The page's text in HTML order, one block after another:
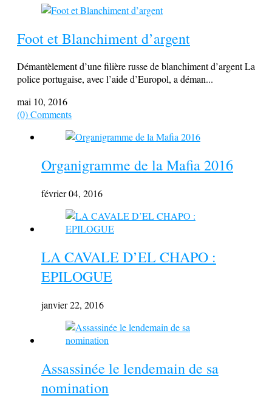
Foot et Blanchiment d’argent
Démantèlement d’une filière russe de blanchiment d’argent La
police portugaise, avec l’aide d’Europol, a déman...
mai 10, 2016
(0) Comments
Organigramme de la Mafia 2016
février 04, 2016
LA CAVALE D’EL CHAPO :
EPILOGUE
janvier 22, 2016
Assassinée le lendemain de sa
nomination